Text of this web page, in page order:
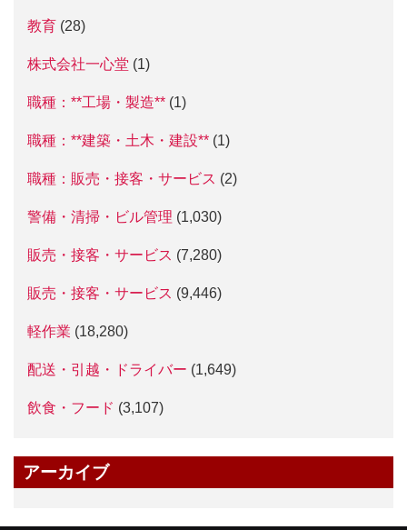
教育 (28)
株式会社一心堂 (1)
職種：**工場・製造** (1)
職種：**建築・土木・建設** (1)
職種：販売・接客・サービス (2)
警備・清掃・ビル管理 (1,030)
販売・接客・サービス (7,280)
販売・接客・サービス (9,446)
軽作業 (18,280)
配送・引越・ドライバー (1,649)
飲食・フード (3,107)
アーカイブ